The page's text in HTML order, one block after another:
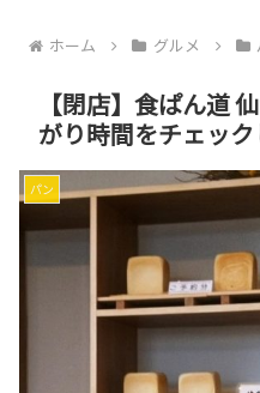
ホーム グルメ
【閉店】食ぱん道
がり時間をチェッ
パン